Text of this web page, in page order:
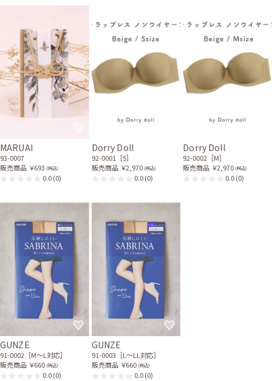
MARUAI
93-0007
販売商品 ￥693 (税込)
0.0(0)
Dorry Doll
92-0001［S］
販売商品 ￥2,970 (税込)
0.0(0)
Dorry Doll
92-0002［M］
販売商品 ￥2,970 (税込)
0.0(0)
GUNZE
91-0002［M〜L対応］
販売商品 ￥660 (税込)
0.0(0)
GUNZE
91-0003［L〜LL対応］
販売商品 ￥660 (税込)
0.0(0)